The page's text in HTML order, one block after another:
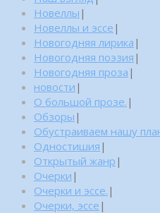
Новеллы |
Новеллы и эссе |
Новогодняя лирика |
Новогодняя поэзия |
Новогодняя проза |
новости |
О большой прозе. |
Обзоры |
Обустраиваем нашу
Одностишия |
Открытый жанр |
Очерки |
Очерки и эссе. |
Очерки, эссе |